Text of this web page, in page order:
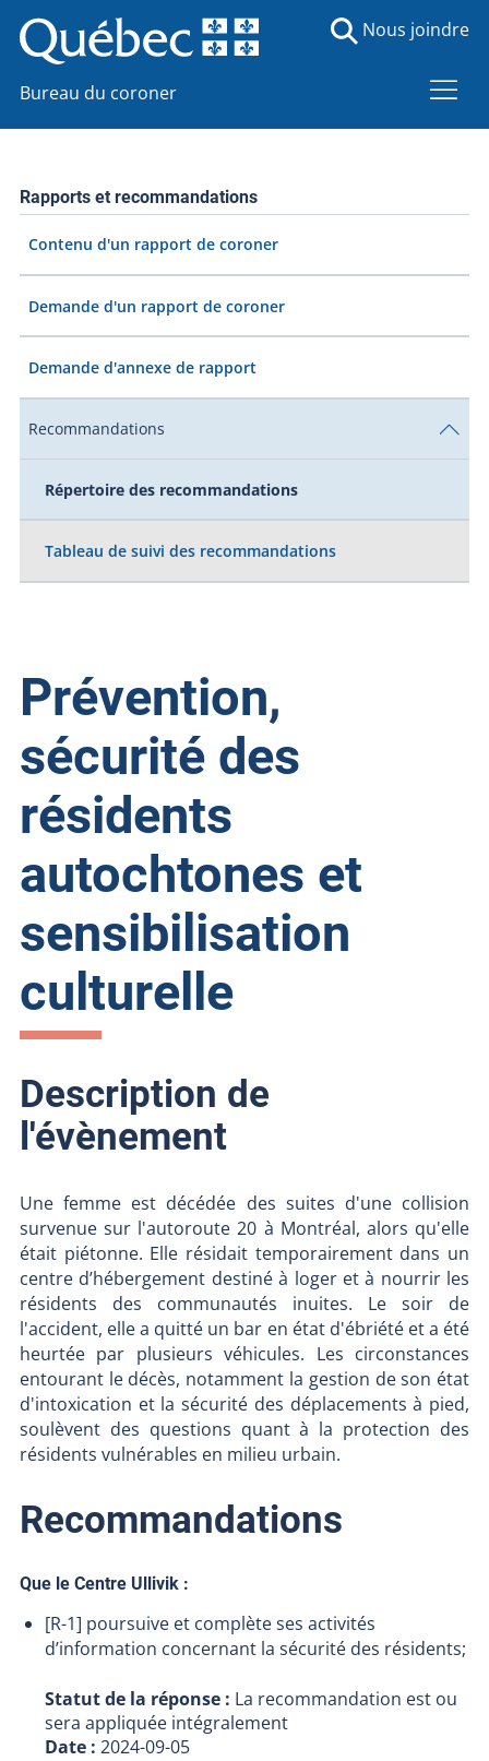
Bureau du coroner
Nous joindre
Rapports et recommandations
Contenu d'un rapport de coroner
Demande d'un rapport de coroner
Demande d'annexe de rapport
Recommandations
Répertoire des recommandations
Tableau de suivi des recommandations
Prévention,
sécurité des
résidents
autochtones et
sensibilisation
culturelle
Description de
l'évènement
Une femme est décédée des suites d'une collision
survenue sur l'autoroute 20 à Montréal, alors qu'elle
était piétonne. Elle résidait temporairement dans un
centre d’hébergement destiné à loger et à nourrir les
résidents des communautés inuites. Le soir de
l'accident, elle a quitté un bar en état d'ébriété et a été
heurtée par plusieurs véhicules. Les circonstances
entourant le décès, notamment la gestion de son état
d'intoxication et la sécurité des déplacements à pied,
soulèvent des questions quant à la protection des
résidents vulnérables en milieu urbain.
Recommandations
Que le Centre Ullivik :
[R-1] poursuive et complète ses activités
d’information concernant la sécurité des résidents;
Statut de la réponse : La recommandation est ou
sera appliquée intégralement
Date :2024-09-05